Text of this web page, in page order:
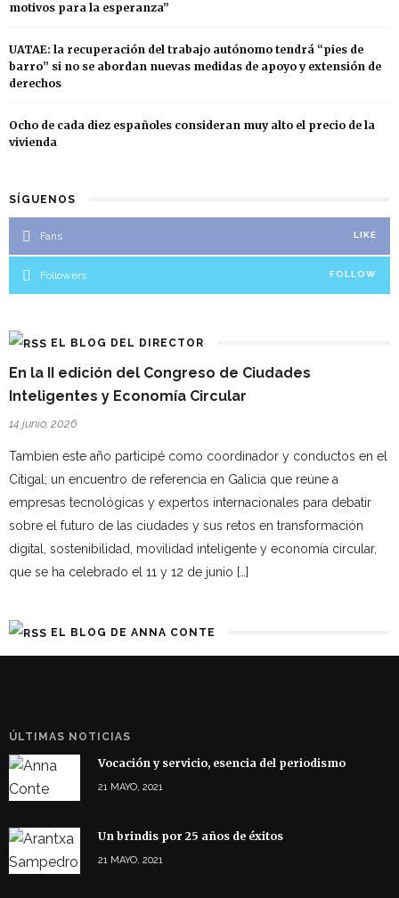
motivos para la esperanza”
UATAE: la recuperación del trabajo autónomo tendrá “pies de
barro” si no se abordan nuevas medidas de apoyo y extensión de
derechos
Ocho de cada diez españoles consideran muy alto el precio de la
vivienda
SÍGUENOS
Fans LIKE
Followers FOLLOW
EL BLOG DEL DIRECTOR
En la II edición del Congreso de Ciudades
Inteligentes y Economía Circular
14 junio, 2026
Tambien este año participé como coordinador y conductos en el
Citigal; un encuentro de referencia en Galicia que reúne a
empresas tecnológicas y expertos internacionales para debatir
sobre el futuro de las ciudades y sus retos en transformación
digital, sostenibilidad, movilidad inteligente y economía circular,
que se ha celebrado el 11 y 12 de junio […]
EL BLOG DE ANNA CONTE
ÚLTIMAS NOTICIAS
Vocación y servicio, esencia del periodismo
21 MAYO, 2021
Un brindis por 25 años de éxitos
21 MAYO, 2021